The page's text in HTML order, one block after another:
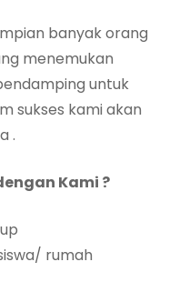
banyak orang
menemukan
untuk
sukses kami akan
.
Kami ?
rumah